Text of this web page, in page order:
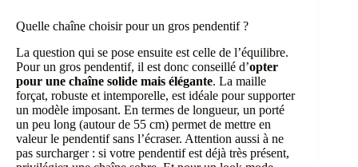
Quelle chaîne choisir pour un gros pendentif ?
La question qui se pose ensuite est celle de l’équilibre.
Pour un gros pendentif, il est donc conseillé d’opter
pour une chaîne solide mais élégante. La maille
forçat, robuste et intemporelle, est idéale pour supporter
un modèle imposant. En termes de longueur, un porté
un peu long (autour de 55 cm) permet de mettre en
valeur le pendentif sans l’écraser. Attention aussi à ne
pas surcharger : si votre pendentif est déjà très présent,